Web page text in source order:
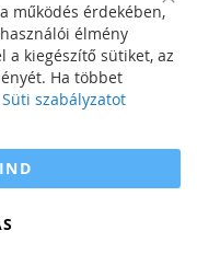
Bar
működés érdekében,
élmény
a kiegészítő sütiket, az
Ha többet
Süti szabályzatot